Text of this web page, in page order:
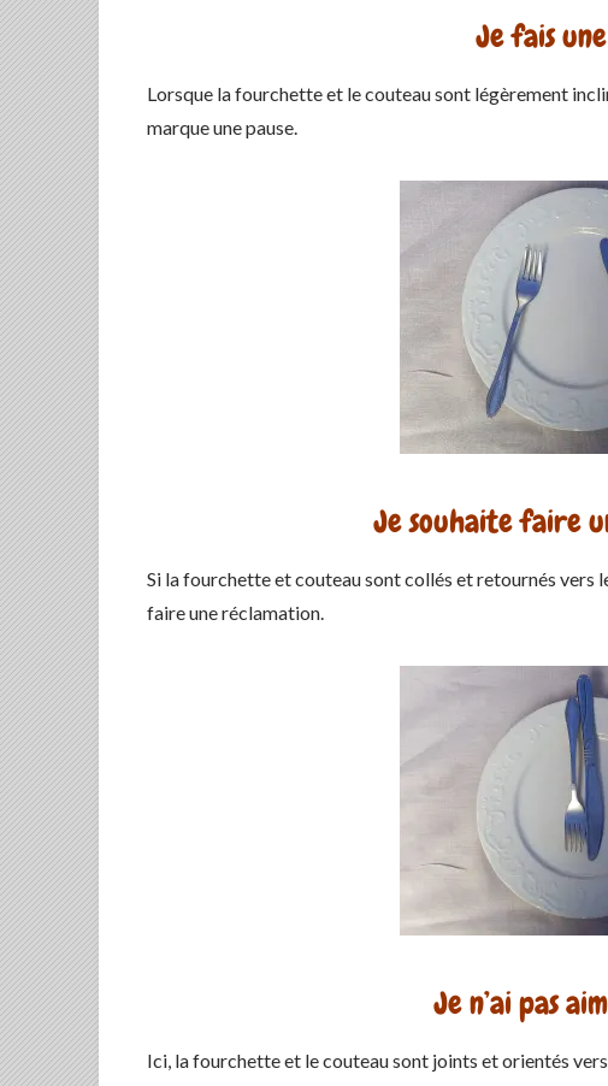
Je fais
Lorsque la fourchette et le couteau sont légèrement
marque une pause.
Je souhaite faire
Si la fourchette et couteau sont collés et retournés vers
faire une réclamation.
Je n’ai pas
Ici, la fourchette et le couteau sont joints et orientés